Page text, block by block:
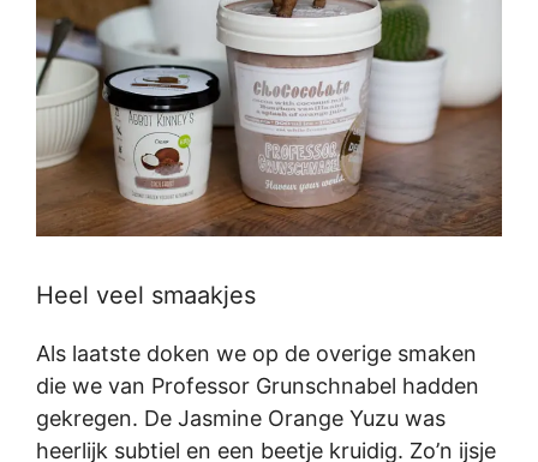
Heel veel smaakjes
Als laatste doken we op de overige smaken
die we van Professor Grunschnabel hadden
gekregen. De Jasmine Orange Yuzu was
heerlijk subtiel en een beetje kruidig. Zo’n ijsje